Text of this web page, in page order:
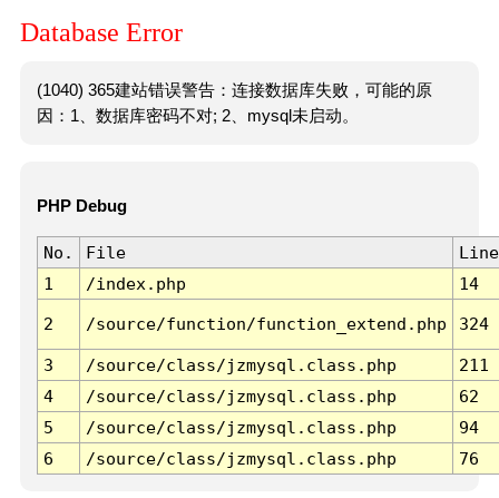
Database Error
(1040) 365建站错误警告：连接数据库失败，可能的原
因：1、数据库密码不对; 2、mysql未启动。
PHP Debug
No. File
Line
1
/index.php 14
2 /source/function/function_extend.php 324
3 /source/class/jzmysql.class.php
211
4
/source/class/jzmysql.class.php
62
5
/source/class/jzmysql.class.php
94
6
/source/class/jzmysql.class.php 76